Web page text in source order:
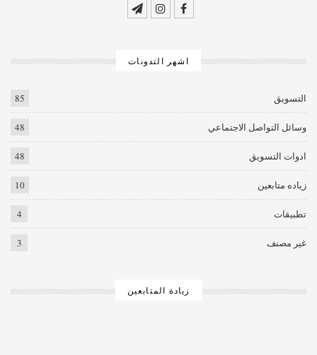
اشهر التدونات
التسويق 85
وسائل التواصل الاجتماعي 48
ادوات التسويق 48
زياده متابعين 10
تطبيقات 4
غير مصنف 3
زيادة المتابعين